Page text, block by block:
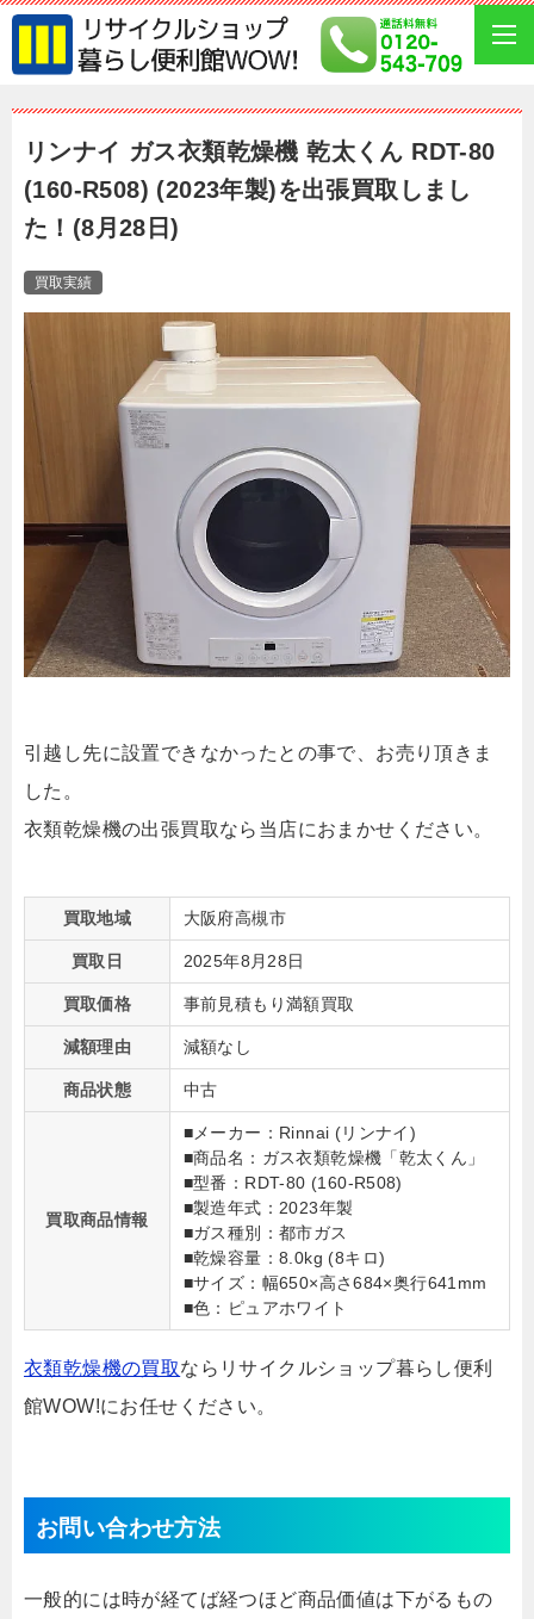
リンナイ ガス衣類乾燥機 乾太くん RDT-80
(160-R508) (2023年製)を出張買取しまし
た！(8月28日)
買取実績
引越し先に設置できなかったとの事で、お売り頂きま
した。
衣類乾燥機の出張買取なら当店におまかせください。
買取地域 大阪府高槻市
買取日 2025年8月28日
買取価格 事前見積もり満額買取
減額理由 減額なし
商品状態 中古
買取商品情報
■メーカー：Rinnai (リンナイ)
■商品名：ガス衣類乾燥機「乾太くん」
■型番：RDT-80 (160-R508)
■製造年式：2023年製
■ガス種別：都市ガス
■乾燥容量：8.0kg (8キロ)
■サイズ：幅650×高さ684×奥行641mm
■色：ピュアホワイト
衣類乾燥機の買取ならリサイクルショップ暮らし便利
館WOW!にお任せください。
お問い合わせ方法
一般的には時が経てば経つほど商品価値は下がるもの